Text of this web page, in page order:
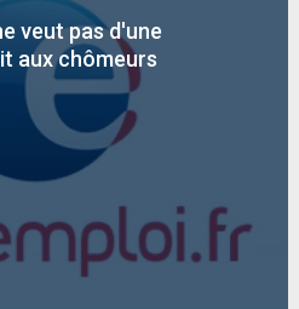
veut pas d'une
aux chômeurs